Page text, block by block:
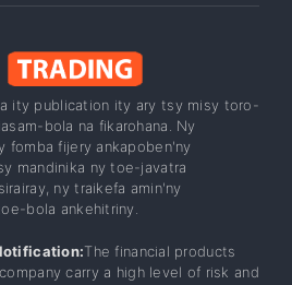
ity publication ity ary tsy misy toro-
bola na fikarohana. Ny
fomba fijery ankapoben'ny
mandinika ny toe-javatra
ny traikefa amin'ny
bola ankehitriny.
The financial products
carry a high level of risk and